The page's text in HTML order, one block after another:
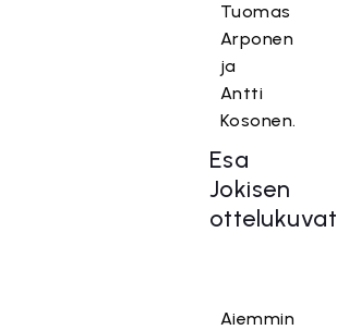
Tuomas
Arponen
ja
Antti
Kosonen.
Esa
Jokisen
ottelukuvat
Aiemmin